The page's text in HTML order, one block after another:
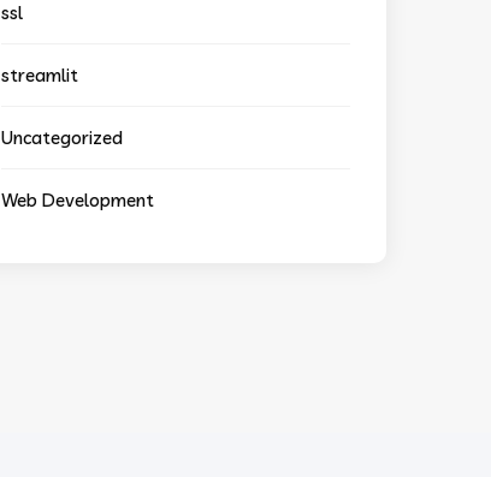
ssl
streamlit
Uncategorized
Web Development